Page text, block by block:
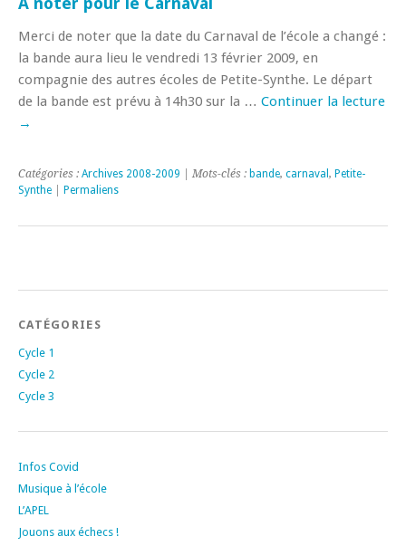
Merci de noter que la date du Carnaval de l’école a changé :
la bande aura lieu le vendredi 13 février 2009, en
compagnie des autres écoles de Petite-Synthe. Le départ
de la bande est prévu à 14h30 sur la … Continuer la lecture
→
Catégories : Archives 2008-2009 | Mots-clés : bande, carnaval , Petite-
Synthe
Permaliens
CATÉGORIES
Cycle 1
Cycle 2
Cycle 3
Infos Covid
Musique à l’école
L’APEL
Jouons aux échecs !